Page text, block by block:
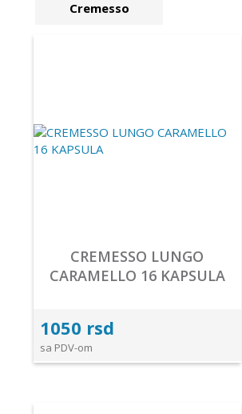
Cremesso
CREMESSO LUNGO
CARAMELLO 16 KAPSULA
1050 rsd
sa PDV-om